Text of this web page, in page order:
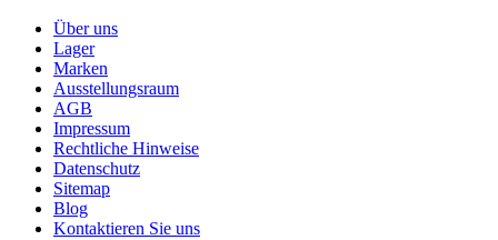
Über uns
Lager
Marken
Ausstellungsraum
AGB
Impressum
Rechtliche Hinweise
Datenschutz
Sitemap
Blog
Kontaktieren Sie uns